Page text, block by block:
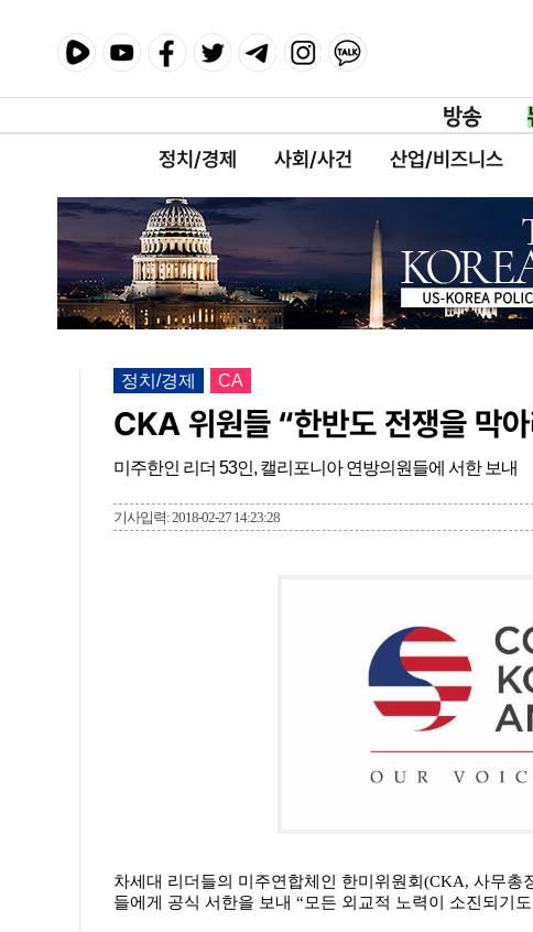
정치/경제 사회/사건 산업/비즈니스
정치/경제 CA
CKA 위원들 “한반도 전쟁을 막
미주한인 리더 53인, 캘리포니아 연방의원들에 서한 보내
기사입력: 2018-02-27 14:23:28
차세대 리더들의 미주연합체인 한미위원회(CKA, 사무
들에게 공식 서한을 보내 “모든 외교적 노력이 소진되기